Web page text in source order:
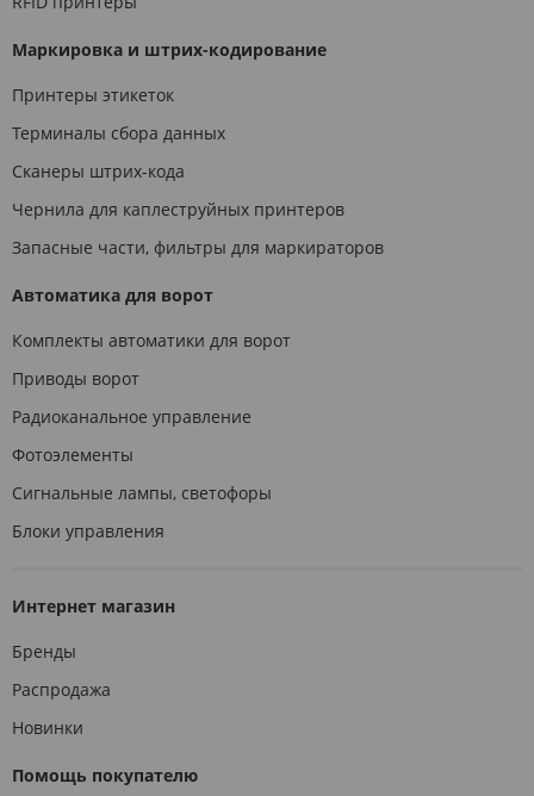
Маркировка и штрих-кодирование
Принтеры этикеток
Терминалы сбора данных
Сканеры штрих-кода
Чернила для каплеструйных принтеров
Запасные части, фильтры для маркираторов
Автоматика для ворот
Комплекты автоматики для ворот
Приводы ворот
Радиоканальное управление
Фотоэлементы
Сигнальные лампы, светофоры
Блоки управления
Интернет магазин
Бренды
Распродажа
Новинки
Помощь покупателю